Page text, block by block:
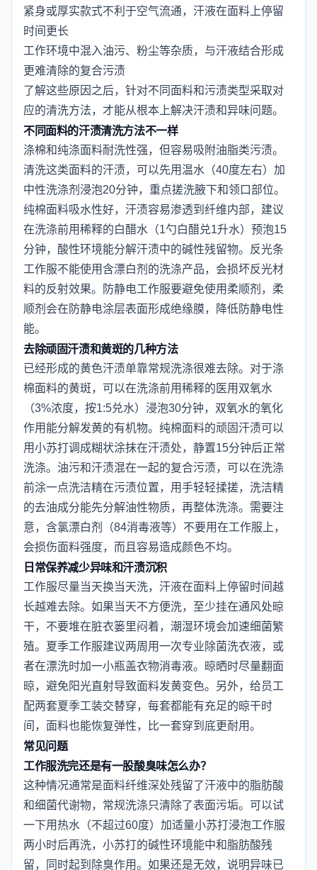
紧身或厚实款式不利于空气流通，汗液在面料上停留
时间更长
工作环境中混入油污、粉尘等杂质，与汗液结合形成
更难清除的复合污渍
了解这些原因之后，针对不同面料和污渍类型采取对
应的清洗方法，才能从根本上解决汗渍和异味问题。
不同面料的汗渍清洗方法不一样
涤棉和纯涤面料耐洗性强，但容易吸附油脂类污渍。
清洗这类面料的汗渍，可以先用温水（40度左右）加
中性洗涤剂浸泡20分钟，重点搓洗腋下和领口部位。
纯棉面料吸水性好，汗渍容易渗透到纤维内部，建议
在洗涤前用稀释的白醋水（1勺白醋兑1升水）预泡15
分钟，酸性环境能分解汗渍中的碱性残留物。反光条
工作服不能使用含漂白剂的洗涤产品，会损坏反光材
料的反射效果。防静电工作服要避免使用柔顺剂，柔
顺剂会在防静电涂层表面形成绝缘膜，降低防静电性
能。
去除顽固汗渍和黄斑的几种方法
已经形成的黄色汗渍单靠常规洗涤很难去除。对于涤
棉面料的黄斑，可以在洗涤前用稀释的医用双氧水
（3%浓度，按1:5兑水）浸泡30分钟，双氧水的氧化
作用能分解发黄的有机物。纯棉面料的顽固汗渍可以
用小苏打调成糊状涂抹在汗渍处，静置15分钟后正常
洗涤。油污和汗渍混在一起的复合污渍，可以在洗涤
前涂一点洗洁精在污渍位置，用手轻轻揉搓，洗洁精
的去油成分能先分解油性物质，再整体洗涤。需要注
意，含氯漂白剂（84消毒液等）不要用在工作服上，
会损伤面料强度，而且容易造成颜色不均。
日常保养减少异味和汗渍沉积
工作服尽量当天换当天洗，汗液在面料上停留时间越
长越难去除。如果当天不方便洗，至少挂在通风处晾
干，不要堆在脏衣篓里闷着，潮湿环境会加速细菌繁
殖。夏季工作服建议两周用一次专业除菌洗衣液，或
者在漂洗时加一小瓶盖衣物消毒液。晾晒时尽量翻面
晾，避免阳光直射导致面料发黄变色。另外，给员工
配两套夏季工装交替穿，每套都能有充足的晾干时
间，面料也能恢复弹性，比一套穿到底更耐用。
常见问题
工作服洗完还是有一股酸臭味怎么办？
这种情况通常是面料纤维深处残留了汗液中的脂肪酸
和细菌代谢物，常规洗涤只清除了表面污垢。可以试
一下用热水（不超过60度）加适量小苏打浸泡工作服
两小时后再洗，小苏打的碱性环境能中和脂肪酸残
留，同时起到除臭作用。如果还是无效，说明异味已